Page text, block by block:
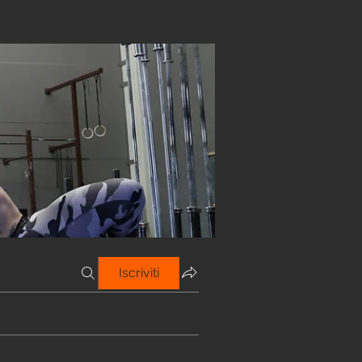
Iscriviti